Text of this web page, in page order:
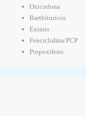
Oxicodona
Bartbituricos
Extasis
Fenciclidina/PCP
Propoxifeno